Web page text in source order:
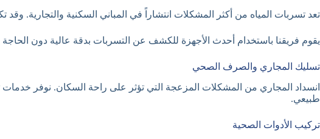
تعد تسربات المياه من أكثر المشكلات انتشاراً في المباني السكنية والتجارية.
يقوم فريقنا باستخدام أحدث الأجهزة للكشف عن التسربات بدقة عالية دون
تسليك المجاري والصرف الصحي
انسداد المجاري من المشكلات المزعجة التي تؤثر على راحة السكان. نوفر
طبيعي.
تركيب الأدوات الصحية